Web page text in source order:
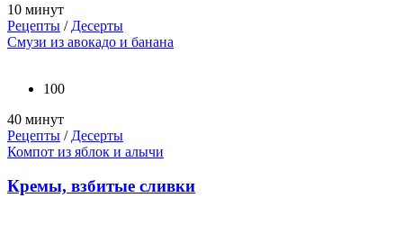
10 минут
Рецепты / Десерты
Смузи из авокадо и банана
100
40 минут
Рецепты / Десерты
Компот из яблок и алычи
Кремы, взбитые сливки